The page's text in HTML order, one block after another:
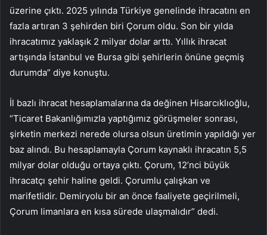
üzerine çıktı. 2025 yılında Türkiye genelinde ihracatını en
fazla artıran 3 şehirden biri Çorum oldu. Son bir yılda
ihracatımız yaklaşık 2 milyar dolar arttı. Yıllık ihracat
artışında İstanbul ve Bursa gibi şehirlerin önüne geçmiş
durumda” diye konuştu.
İl bazlı ihracat hesaplamalarına da değinen Hisarcıklıoğlu,
“Ticaret Bakanlığımızla yaptığımız görüşmeler sonrası,
şirketin merkezi nerede olursa olsun üretimin yapıldığı yer
baz alındı. Bu hesaplamayla Çorum kaynaklı ihracatın 5,5
milyar dolar olduğu ortaya çıktı. Çorum, 12’nci büyük
ihracatçı şehir haline geldi. Çorumlu çalışkan ve
marifetlidir. Demiryolu bir an önce faaliyete geçirilmeli,
Çorum limanlara en kısa sürede ulaşmalıdır” dedi.